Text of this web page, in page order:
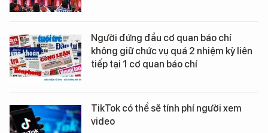
Người đứng đầu cơ quan báo chí
không giữ chức vụ quá 2 nhiệm kỳ liên
tiếp tại 1 cơ quan báo chí
TikTok có thể sẽ tính phí người xem
video